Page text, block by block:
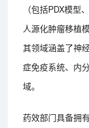
（包括PDX模型
人源化肿瘤移植
其领域涵盖了神
症免疫系统、内
域。
药效部门具备拥